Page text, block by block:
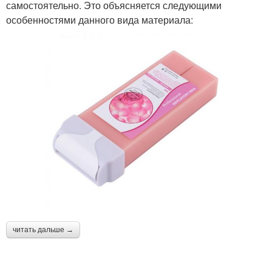
самостоятельно. Это объясняется следующими
особенностями данного вида материала:
читать дальше →